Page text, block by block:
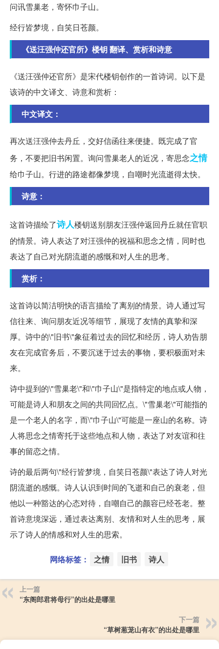
问讯雪巢老，寄怀巾子山。
经行皆梦境，自笑日苍颜。
《送汪强仲还官所》楼钥 翻译、赏析和诗意
《送汪强仲还官所》是宋代楼钥创作的一首诗词。以下是
该诗的中文译文、诗意和赏析：
中文译文：
再次送汪强仲去丹丘，交好信函往来便捷。既完成了官
务，不要把旧书闲置。询问雪巢老人的近况，寄思念之情
给巾子山。行进的路途都像梦境，自嘲时光流逝得太快。
诗意：
这首诗描绘了诗人楼钥送别朋友汪强仲返回丹丘就任官职
的情景。诗人表达了对汪强仲的祝福和思念之情，同时也
表达了自己对光阴流逝的感慨和对人生的思考。
赏析：
这首诗以简洁明快的语言描绘了离别的情景。诗人通过写
信往来、询问朋友近况等细节，展现了友情的真挚和深
厚。诗中的\"旧书\"象征着过去的回忆和经历，诗人劝告朋
友在完成官务后，不要沉迷于过去的事物，要积极面对未
来。
诗中提到的\"雪巢老\"和\"巾子山\"是指特定的地点或人物，
可能是诗人和朋友之间的共同回忆点。\"雪巢老\"可能指的
是一个老人的名字，而\"巾子山\"可能是一座山的名称。诗
人将思念之情寄托于这些地点和人物，表达了对友谊和往
事的留恋之情。
诗的最后两句\"经行皆梦境，自笑日苍颜\"表达了诗人对光
阴流逝的感慨。诗人认识到时间的飞逝和自己的衰老，但
他以一种豁达的心态对待，自嘲自己的颜容已经苍老。整
首诗意境深远，通过表达离别、友情和对人生的思考，展
示了诗人的情感和对人生的思索。
网络标签： 之情 旧书 诗人
上一篇
“东阁郎君将母行”的出处是哪里
下一篇
“草树葱茏山有衣”的出处是哪里